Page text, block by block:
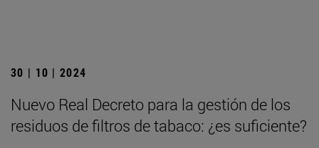
30 | 10 | 2024
Nuevo Real Decreto para la gestión de los
residuos de filtros de tabaco: ¿es suficiente?